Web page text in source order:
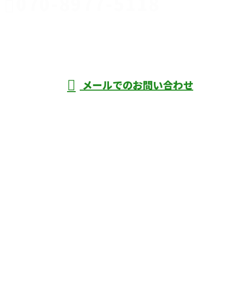
メールでのお問い合わせ